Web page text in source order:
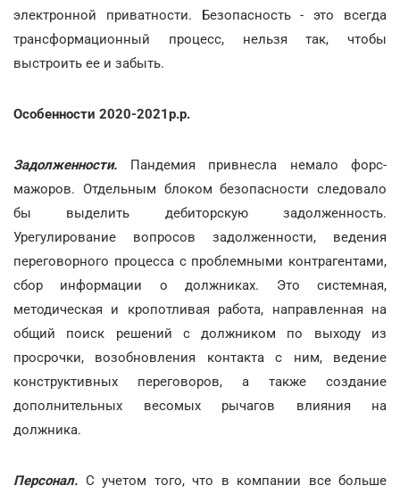
электронной приватности. Безопасность - это всегда
трансформационный процесс, нельзя так, чтобы
выстроить ее и забыть.
Особенности 2020-2021р.р.
Задолженности. Пандемия привнесла немало форс-
мажоров. Отдельным блоком безопасности следовало
бы выделить дебиторскую задолженность.
Урегулирование вопросов задолженности, ведения
переговорного процесса с проблемными контрагентами,
сбор информации о должниках. Это системная,
методическая и кропотливая работа, направленная на
общий поиск решений с должником по выходу из
просрочки, возобновления контакта с ним, ведение
конструктивных переговоров, а также создание
дополнительных весомых рычагов влияния на
должника.
Персонал. С учетом того, что в компании все больше